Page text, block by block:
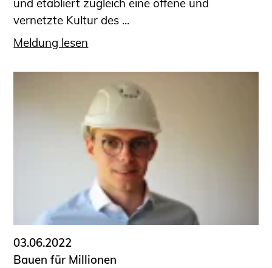
und etabliert zugleich eine offene und
vernetzte Kultur des ...
Meldung lesen
03.06.2022
Bauen für Millionen